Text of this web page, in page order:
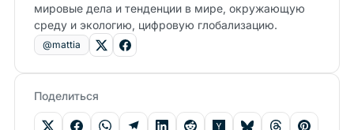
мировые дела и тенденции в мире, окружающую
среду и экологию, цифровую глобализацию.
@mattia
Поделиться